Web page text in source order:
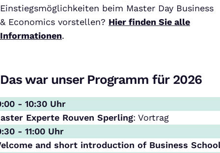
Einstiegsmöglichkeiten beim Master Day Business
& Economics vorstellen? Hier finden Sie alle
Informationen.
Das war unser Programm für 2026
- 10:30 Uhr
Experte Rouven Sperling: Vortrag
- 11:00 Uhr
and short introduction of Business